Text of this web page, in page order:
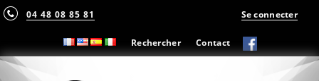
04 48 08 85 81
Rechercher Contact
Se connecter